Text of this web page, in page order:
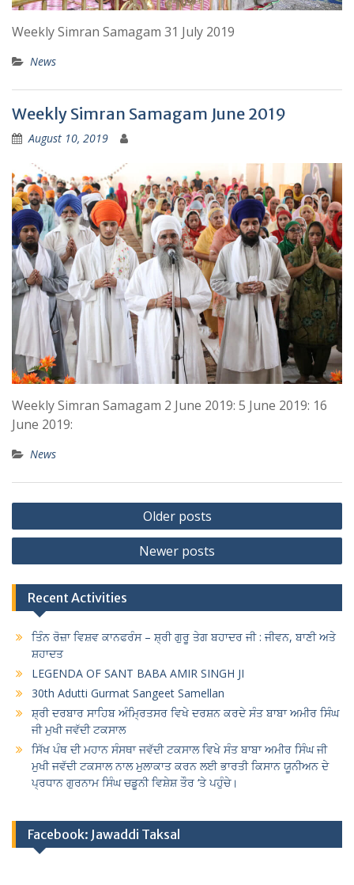
Weekly Simran Samagam 31 July 2019
News
Weekly Simran Samagam June 2019
August 10, 2019
Weekly Simran Samagam 2 June 2019: 5 June 2019: 16
June 2019:
News
Posts
navigation
Older posts
Newer posts
Recent Activities
ਤਿੰਨ ਰੋਜ਼ਾ ਵਿਸ਼ਵ ਕਾਨਫਰੰਸ – ਸ਼੍ਰੀ ਗੁਰੂ ਤੇਗ ਬਹਾਦਰ ਜੀ : ਜੀਵਨ, ਬਾਣੀ ਅਤੇ
ਸ਼ਹਾਦਤ
LEGENDA OF SANT BABA AMIR SINGH JI
30th Adutti Gurmat Sangeet Samellan
ਸ਼੍ਰੀ ਦਰਬਾਰ ਸਾਹਿਬ ਅੰਮ੍ਰਿਤਸਰ ਵਿਖੇ ਦਰਸ਼ਨ ਕਰਦੇ ਸੰਤ ਬਾਬਾ ਅਮੀਰ ਸਿੰਘ
ਜੀ ਮੁਖੀ ਜਵੱਦੀ ਟਕਸਾਲ
ਸਿੱਖ ਪੰਥ ਦੀ ਮਹਾਨ ਸੰਸਥਾ ਜਵੱਦੀ ਟਕਸਾਲ ਵਿਖੇ ਸੰਤ ਬਾਬਾ ਅਮੀਰ ਸਿੰਘ ਜੀ
ਮੁਖੀ ਜਵੱਦੀ ਟਕਸਾਲ ਨਾਲ ਮੁਲਾਕਾਤ ਕਰਨ ਲਈ ਭਾਰਤੀ ਕਿਸਾਨ ਯੂਨੀਅਨ ਦੇ
ਪ੍ਰਧਾਨ ਗੁਰਨਾਮ ਸਿੰਘ ਚਡੂਨੀ ਵਿਸ਼ੇਸ਼ ਤੌਰ ‘ਤੇ ਪਹੁੰਚੇ।
Facebook: Jawaddi Taksal